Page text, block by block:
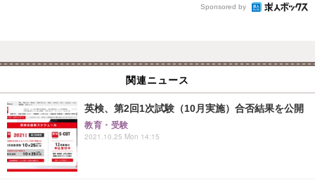
Sponsored by
関連ニュース
英検、第2回1次試験（10月実施）合否結果を公開
教育・受験
2021.10.25 Mon 14:15